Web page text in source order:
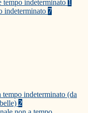
tempo indeterminato 1
indeterminato 7
tempo indeterminato (da
2